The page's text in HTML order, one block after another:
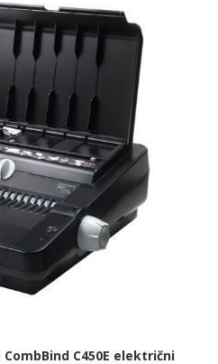
C450E električni